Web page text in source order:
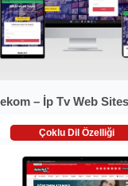
– İp Tv Web
Çoklu Dil Özelliği